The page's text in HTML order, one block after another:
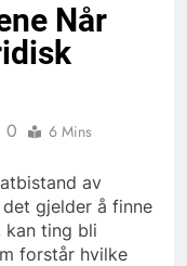
Når
0 6 Mins
av
gjelder å finne
kan ting bli
forstår hvilke